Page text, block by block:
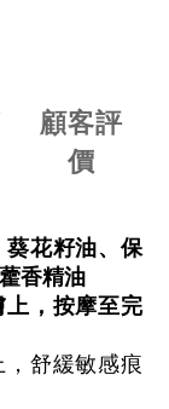
顧客評
價
花籽油、保
香精油
，按摩至完
舒緩敏感痕